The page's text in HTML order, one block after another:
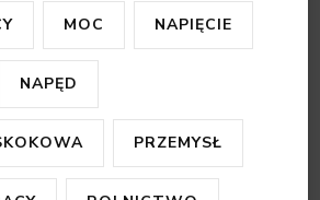
MOC NAPIĘCIE
NAPĘD
PRZEMYSŁ